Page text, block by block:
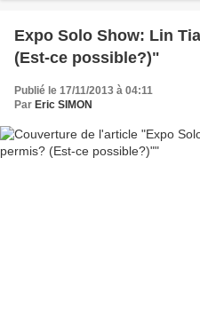
Expo Solo Show: Lin
(Est-ce possible?)"
Publié le 17/11/2013 à 04:11
Par Eric SIMON